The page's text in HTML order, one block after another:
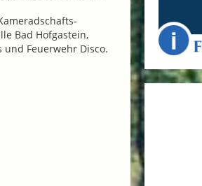
Bad Hofgastein,
Feuerwehr Disco.